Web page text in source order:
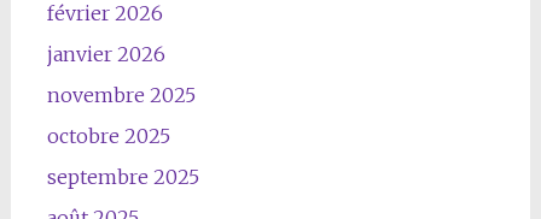
février 2026
janvier 2026
novembre 2025
octobre 2025
septembre 2025